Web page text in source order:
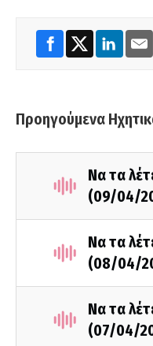
Προηγούμενα
Να τα
(09/04/
Να τα
(08/04/
Να τα
(07/04/